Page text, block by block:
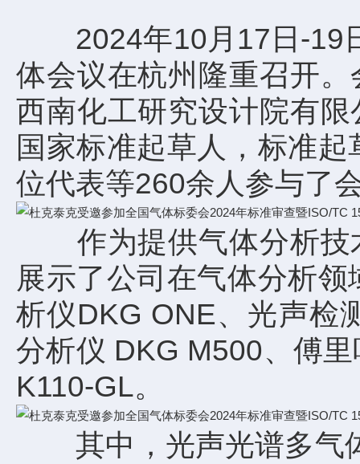
2024年10月17日-19日
体会议在杭州隆重召开
西南化工研究设计院有
国家标准起草人，标准
位代表等260余人参与了
作为提供气体分析技
展示了公司在气体分析
析仪DKG ONE、光声检
分析仪 DKG M500、傅
K110-GL。
其中，光声光谱多气体